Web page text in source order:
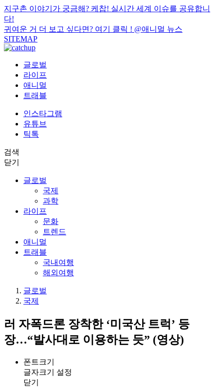
지구촌 이야기가 궁금해? 케찹! 실시간 세계 이슈를 공유합니
다!
귀여운 거 더 보고 싶다면? 여기 클릭 ! @애니멀 뉴스
SITEMAP
글로벌
라이프
애니멀
트래블
인스타그램
유튜브
틱톡
검색
닫기
글로벌
국제
과학
라이프
문화
트렌드
애니멀
트래블
국내여행
해외여행
글로벌
국제
러 자폭드론 장착한 ‘미국산 트럭’ 등
장…“발사대로 이용하는 듯” (영상)
폰트크기
글자크기 설정
닫기